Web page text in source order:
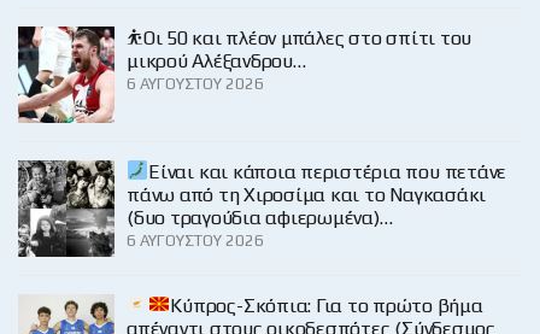
⛹️Οι 50 και πλέον μπάλες στο σπίτι του
μικρού Αλέξανδρου…
6 ΑΥΓΟΎΣΤΟΥ 2026
Είναι και κάποια περιστέρια που πετάνε
πάνω από τη Χιροσίμα και το Ναγκασάκι
(δυο τραγούδια αφιερωμένα)…
6 ΑΥΓΟΎΣΤΟΥ 2026
Κύπρος-Σκόπια: Για το πρώτο βήμα
απέναντι στους οικοδεσπότες (Σύνδεσμος